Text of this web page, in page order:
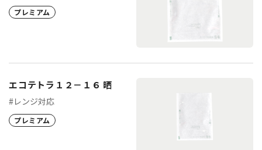
プレミアム
エコテトラ１２－１６ 晒
#レンジ対応
プレミアム